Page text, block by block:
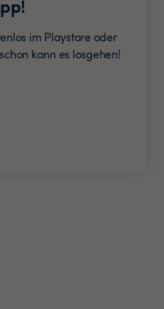
im Playstore oder
kann es losgehen!